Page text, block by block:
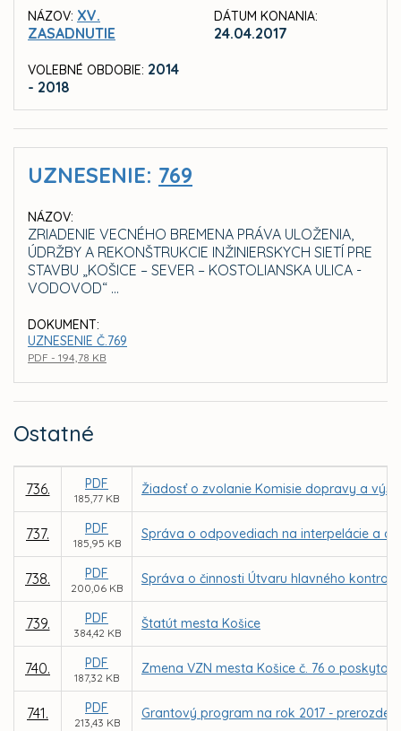
NÁZOV: XV.
ZASADNUTIE
VOLEBNÉ OBDOBIE: 2014
- 2018
DÁTUM KONANIA:
24.04.2017
UZNESENIE: 769
NÁZOV:
ZRIADENIE VECNÉHO BREMENA PRÁVA ULOŽENIA,
ÚDRŽBY A REKONŠTRUKCIE INŽINIERSKYCH SIETÍ PRE
STAVBU „KOŠICE – SEVER – KOSTOLIANSKA ULICA -
VODOVOD“ ...
DOKUMENT:
UZNESENIE Č.769
PDF - 194,78 KB
Ostatné
736. PDF
185,77 KB
Žiadosť o zvolanie Komisie dopravy a
737. PDF
185,95 KB
Správa o odpovediach na interpelácie a
738. PDF
200,06 KB
Správa o činnosti Útvaru hlavného
739. PDF
384,42 KB
Štatút mesta Košice
740. PDF
187,32 KB
Zmena VZN mesta Košice č. 76 o
741. PDF
213,43 KB
Grantový program na rok 2017 -